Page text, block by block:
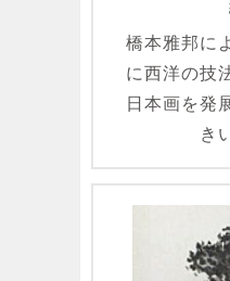
橋本雅邦に
に西洋の技
日本画を発
き